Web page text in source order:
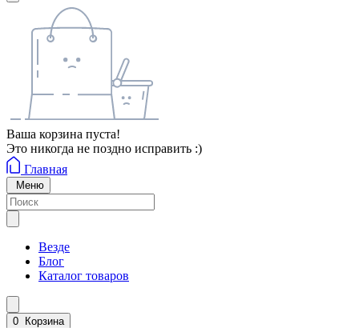
Ваша корзина пуста!
Это никогда не поздно исправить :)
Главная
Меню
Везде
Блог
Каталог товаров
0 Корзина